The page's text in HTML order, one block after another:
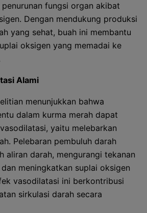
penurunan fungsi organ akibat
Dengan mendukung produksi
yang sehat, buah ini membantu
oksigen yang memadai ke
Alami
menunjukkan bahwa
dalam kurma merah dapat
yaitu melebarkan
Pelebaran pembuluh darah
aliran darah, mengurangi tekanan
meningkatkan suplai oksigen
vasodilatasi ini berkontribusi
sirkulasi darah secara